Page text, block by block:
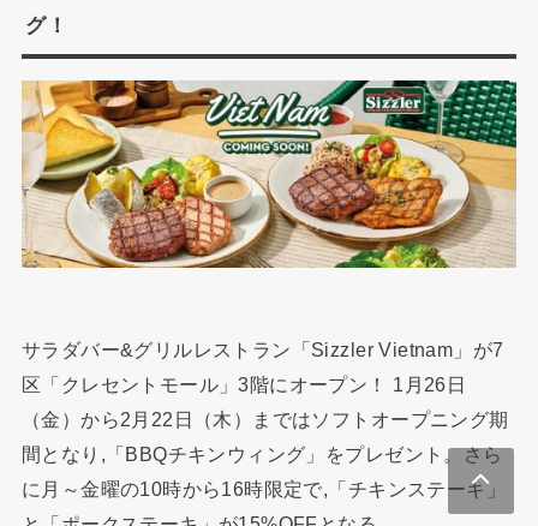
グ！
サラダバー&グリルレストラン「Sizzler Vietnam」が7
区「クレセントモール」3階にオープン！ 1月26日
（金）から2月22日（木）まではソフトオープニング期
間となり,「BBQチキンウィング」をプレゼント。さら
に月～金曜の10時から16時限定で,「チキンステーキ」